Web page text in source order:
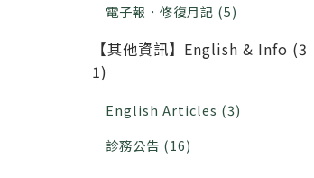
電子報．修復月記 (5)
【其他資訊】English & Info (3
1)
English Articles (3)
診務公告 (16)